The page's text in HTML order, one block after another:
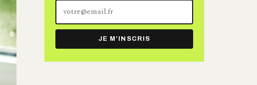
adresse
mail
JE M’INSCRIS